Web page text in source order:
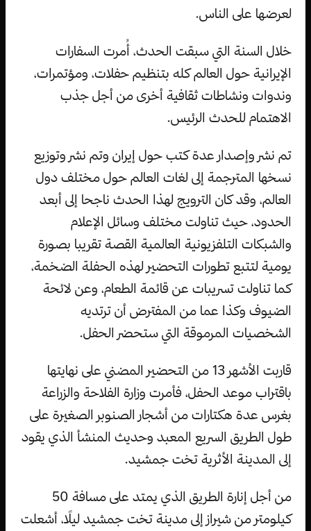
لعرضها على الناس.
خلال السنة التي سبقت الحدث، أُمرت السفارات
الإيرانية حول العالم كله بتنظيم حفلات، ومؤتمرات،
وندوات ونشاطات ثقافية أخرى من أجل جذب
الاهتمام للحدث الرئيس.
تم نشر وإصدار عدة كتب حول إيران وتم نشر وتوزيع
نسخها المترجمة إلى لغات العالم حول مختلف دول
العالم، وقد كان الترويج لهذا الحدث ناجحا إلى أبعد
الحدود، حيث تناولت مختلف وسائل الإعلام
والشبكات التلفزيونية العالمية القصة تقريبا بصورة
يومية لتتبع تطورات التحضير لهذه الحفلة الضخمة،
كما تناولت تسريبات عن قائمة الطعام، وعن لائحة
الضيوف وكذا عما من المفترض أن ترتديه
الشخصيات المرموقة التي ستحضر الحفل.
قاربت الأشهر 13 من التحضير المضني على نهايتها
باقتراب موعد الحفل، فأمرت وزارة الفلاحة والزراعة
بغرس عدة هكتارات من أشجار الصنوبر الصغيرة على
طول الطريق السريع المعبد وحديث المنشأ الذي يقود
إلى المدينة الأثرية تخت جمشيد.
من أجل إنارة الطريق الذي يمتد على مسافة 50
كيلومتر من شيراز إلى مدينة تخت جمشيد ليلًا، أشعلت